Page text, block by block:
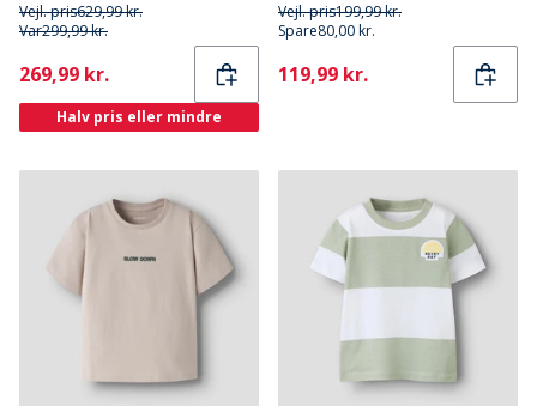
Vejl. pris629,99 kr.
Var299,99 kr.
Current
269,99 kr.
Halv pris eller mindre
Vejl. pris199,99 kr.
Spare80,00 kr.
Current
119,99 kr.